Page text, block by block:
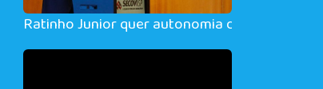
Ratinho Junior quer autonomia dos estados